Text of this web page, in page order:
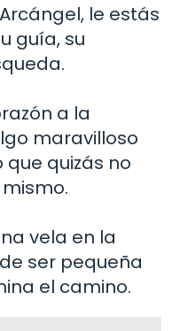
le estás
guía, su
a la
maravilloso
quizás no
vela en la
ser pequeña
el camino.